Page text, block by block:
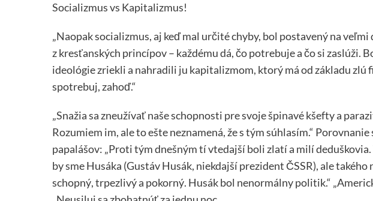
Socializmus vs Kapitalizmus!
„Naopak socializmus, aj keď mal určité chyby, bol postavený na
z kresťanských princípov – každému dá, čo potrebuje a čo si zaslúži.
ideológie zriekli a nahradili ju kapitalizmom, ktorý má od základu zlú
spotrebuj, zahoď.“
„Snažia sa zneužívať naše schopnosti pre svoje špinavé kšefty a
Rozumiem im, ale to ešte neznamená, že s tým súhlasím.“
papalášov: „Proti tým dnešným tí vtedajší boli zlatí a milí
by sme Husáka (Gustáv Husák, niekdajší prezident ČSSR), ale
schopný, trpezlivý a pokorný. Husák bol nenormálny politik.“